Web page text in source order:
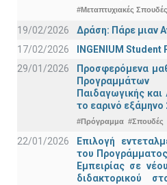
#Μεταπτυχιακές Σπουδές
19/02/2026
Δράση: Πάρε μιαν
17/02/2026
INGENIUM
29/01/2026
Προσφερόμενα
Προγραμμάτων
Παιδαγωγικής και
το εαρινό εξάμηνο
#Πρόγραμμα #Σπουδές
22/01/2026
Επιλογή
του
Εμπειρίας σε
διδακτορικού